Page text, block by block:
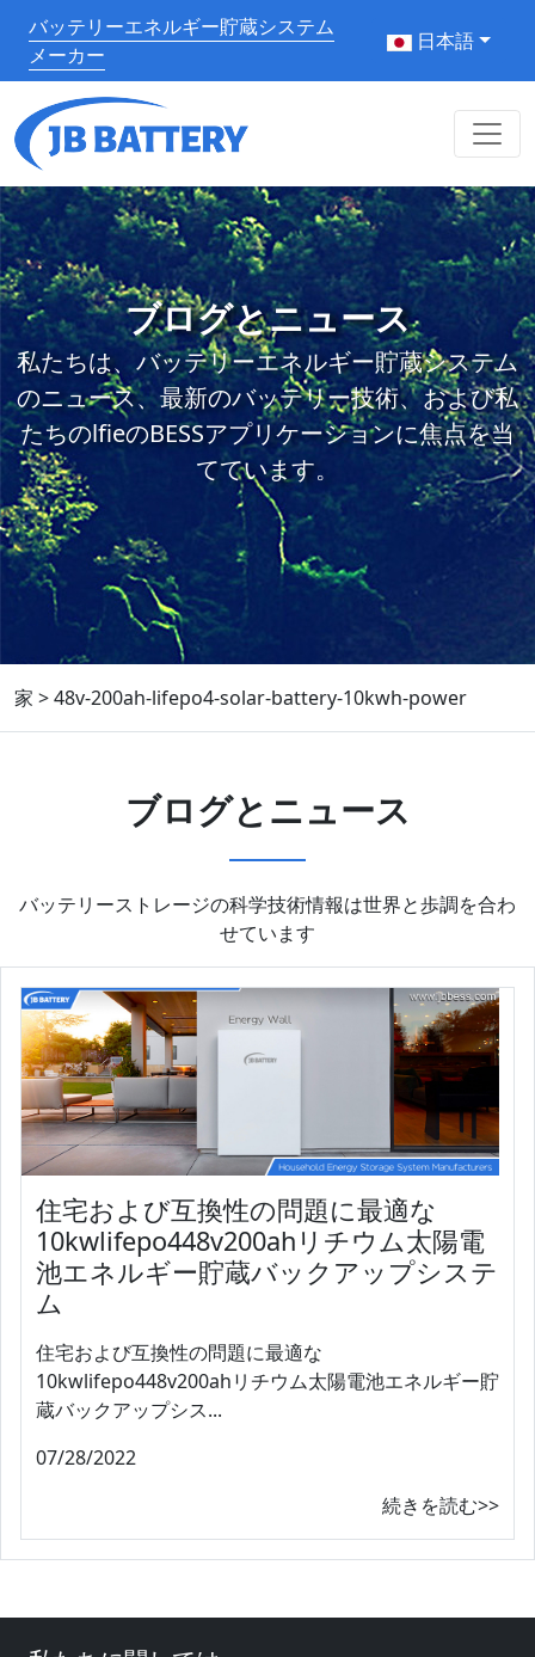
バッテリーエネルギー貯蔵システム
メーカー
日本語
ブログとニュース
私たちは、バッテリーエネルギー貯蔵システム
のニュース、最新のバッテリー技術、および私
たちのlfieのBESSアプリケーションに焦点を当
てています。
家 >48v-200ah-lifepo4-solar-battery-10kwh-power
ブログとニュース
バッテリーストレージの科学技術情報は世界と歩調を合わ
せています
住宅および互換性の問題に最適な
10kwlifepo448v200ahリチウム太陽電
池エネルギー貯蔵バックアップシステ
ム
住宅および互換性の問題に最適な
10kwlifepo448v200ahリチウム太陽電池エネルギー貯
蔵バックアップシス...
07/28/2022
続きを読む>>